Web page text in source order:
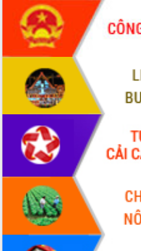
mạng Việt Nam
Đắk Lắk sơ kết 4 năm triển khai thực
hiện Đề án 06 của Chính phủ
Họp báo thông tin về Hội nghị Công bố
Quy hoạch và Xúc tiến đầu tư tỉnh Đắk
Khơi thông điểm nghẽn, đẩy nhanh
giải ngân vốn khắc phục thiên tai
HĐND tỉnh thông qua điều chỉnh Quy
hoạch tỉnh thời kỳ 2021-2030
Hội thảo góp ý hồ sơ điều chỉnh quy
hoạch tỉnh Đắk Lắk thời kỳ 2021-2030,
tầm nhìn đến năm 2050
Nâng cao hiệu quả hoạt động của các
doanh nghiệp nhà nước
Hội nghị triển khai kết nối mạng
truyền số liệu chuyên dùng phục vụ cơ
quan Đảng, Nhà nước
Lễ phát động chuỗi hoạt động chung